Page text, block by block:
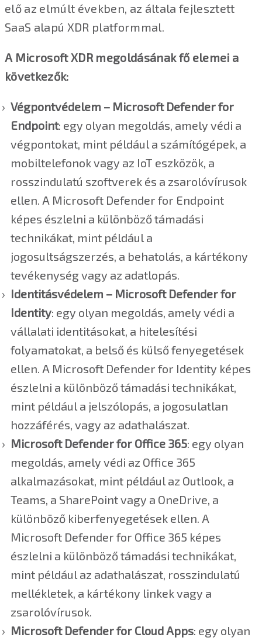
elő az elmúlt években, az általa fejlesztett
SaaS alapú XDR platformmal.
A Microsoft XDR megoldásának fő elemei a
következők:
Végpontvédelem – Microsoft Defender for
Endpoint: egy olyan megoldás, amely védi a
végpontokat, mint például a számítógépek, a
mobiltelefonok vagy az IoT eszközök, a
rosszindulatú szoftverek és a zsarolóvírusok
ellen. A Microsoft Defender for Endpoint
képes észlelni a különböző támadási
technikákat, mint például a
jogosultságszerzés, a behatolás, a kártékony
tevékenység vagy az adatlopás.
Identitásvédelem – Microsoft Defender for
Identity: egy olyan megoldás, amely védi a
vállalati identitásokat, a hitelesítési
folyamatokat, a belső és külső fenyegetések
ellen. A Microsoft Defender for Identity képes
észlelni a különböző támadási technikákat,
mint például a jelszólopás, a jogosulatlan
hozzáférés, vagy az adathalászat.
Microsoft Defender for Office 365: egy olyan
megoldás, amely védi az Office 365
alkalmazásokat, mint például az Outlook, a
Teams, a SharePoint vagy a OneDrive, a
különböző kiberfenyegetések ellen. A
Microsoft Defender for Office 365 képes
észlelni a különböző támadási technikákat,
mint például az adathalászat, rosszindulatú
mellékletek, a kártékony linkek vagy a
zsarolóvírusok.
Microsoft Defender for Cloud Apps: egy olyan